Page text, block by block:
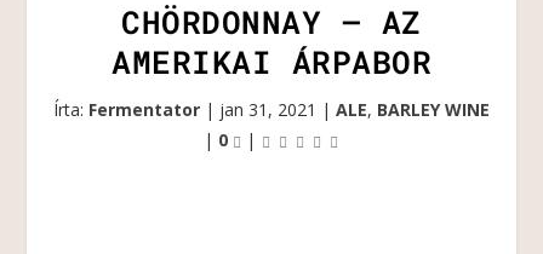
CHÖRDONNAY – AZ
AMERIKAI ÁRPABOR
Írta: Fermentator | jan 31, 2021 | ALE, BARLEY WINE
| 0 |